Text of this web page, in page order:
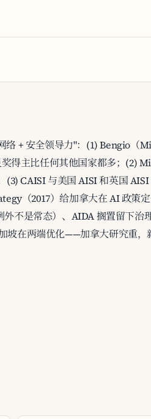
+ 安全领导力"：(1) Bengio（
主比任何其他国家都多；(2)
CAISI 与美国 AISI 和英国
（2017）给加拿大在 AI 政策
不是常态）、AIDA 搁置留下
坡在两端优化——加拿大研究重